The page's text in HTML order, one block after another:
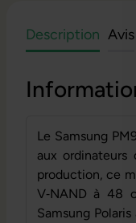
Description Avis
Le Samsung
aux ordinateurs
production, ce
V‑NAND à 48
Samsung